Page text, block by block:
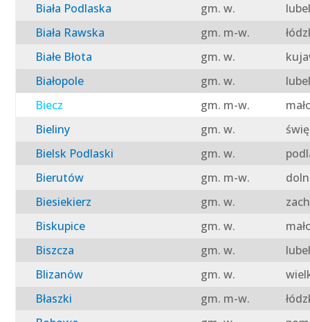
Biała Podlaska
gm. w.
Biała Rawska
gm. m-w.
Białe Błota
gm. w.
Białopole
gm. w.
Biecz
gm. m-w.
Bieliny
gm. w.
Bielsk Podlaski
gm. w.
Bierutów
gm. m-w.
Biesiekierz
gm. w.
Biskupice
gm. w.
Biszcza
gm. w.
Blizanów
gm. w.
Błaszki
gm. m-w.